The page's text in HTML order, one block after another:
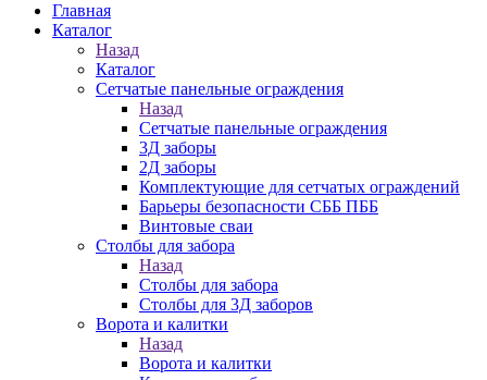
Главная
Каталог
Назад
Каталог
Сетчатые панельные ограждения
Назад
Сетчатые панельные ограждения
3Д заборы
2Д заборы
Комплектующие для сетчатых ограждений
Барьеры безопасности СББ ПББ
Винтовые сваи
Столбы для забора
Назад
Столбы для забора
Столбы для 3Д заборов
Ворота и калитки
Назад
Ворота и калитки